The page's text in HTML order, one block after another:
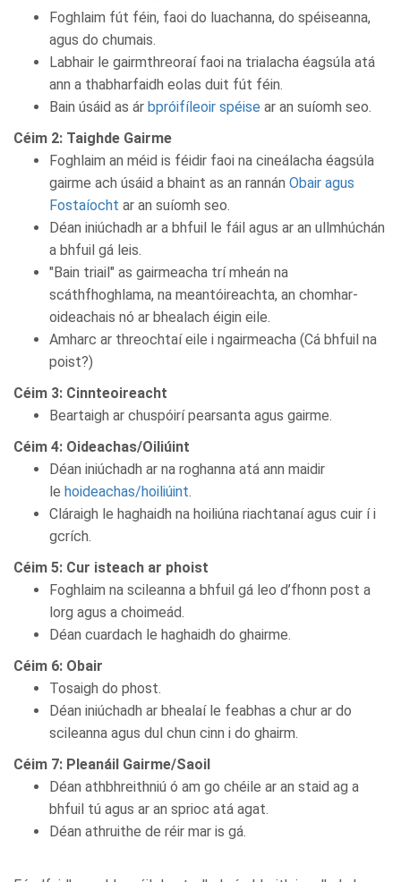
Foghlaim fút féin, faoi do luachanna, do spéiseanna,
agus do chumais.
Labhair le gairmthreoraí faoi na trialacha éagsúla atá
ann a thabharfaidh eolas duit fút féin.
Bain úsáid as ár bpróifíleoir spéise ar an suíomh seo.
Céim 2: Taighde Gairme
Foghlaim an méid is féidir faoi na cineálacha éagsúla
gairme ach úsáid a bhaint as an rannán Obair agus
Fostaíocht ar an suíomh seo.
Déan iniúchadh ar a bhfuil le fáil agus ar an ullmhúchán
a bhfuil gá leis.
"Bain triail" as gairmeacha trí mheán na
scáthfhoghlama, na meantóireachta, an chomhar-
oideachais nó ar bhealach éigin eile.
Amharc ar threochtaí eile i ngairmeacha (Cá bhfuil na
poist?)
Céim 3: Cinnteoireacht
Beartaigh ar chuspóirí pearsanta agus gairme.
Céim 4: Oideachas/Oiliúint
Déan iniúchadh ar na roghanna atá ann maidir
le hoideachas/hoiliúint.
Cláraigh le haghaidh na hoiliúna riachtanaí agus cuir í i
gcrích.
Céim 5: Cur isteach ar phoist
Foghlaim na scileanna a bhfuil gá leo d’fhonn post a
lorg agus a choimeád.
Déan cuardach le haghaidh do ghairme.
Céim 6: Obair
Tosaigh do phost.
Déan iniúchadh ar bhealaí le feabhas a chur ar do
scileanna agus dul chun cinn i do ghairm.
Céim 7: Pleanáil Gairme/Saoil
Déan athbhreithniú ó am go chéile ar an staid ag a
bhfuil tú agus ar an sprioc atá agat.
Déan athruithe de réir mar is gá.